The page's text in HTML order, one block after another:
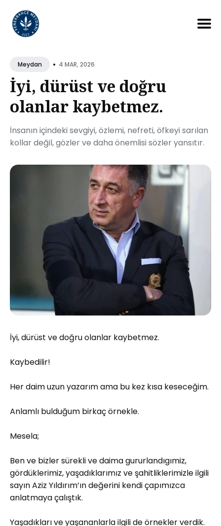
Blog
Meydan • 4 MAR, 2026
İyi, dürüst ve doğru
olanlar kaybetmez.
İnsanın içindeki sevgiyi, özlemi, nefreti, öfkeyi sarılan
kollar değil, gözler ve daha önemlisi sözler yansıtır.
İyi, dürüst ve doğru olanlar kaybetmez.
Kaybedilir!
Her daim uzun yazarım ama bu kez kısa keseceğim.
Anlamlı bulduğum birkaç örnekle.
Mesela;
Ben ve bizler sürekli ve daima gururlandıgımiz,
gördüklerimiz, yaşadıklarımız ve şahitliklerimizle ilgili
sayın Aziz Yıldırım’ın değerini kendi çapımızca
anlatmaya çalıştık.
Yaşadıkları ve yaşananlarla ilgili de örnekler verdik.